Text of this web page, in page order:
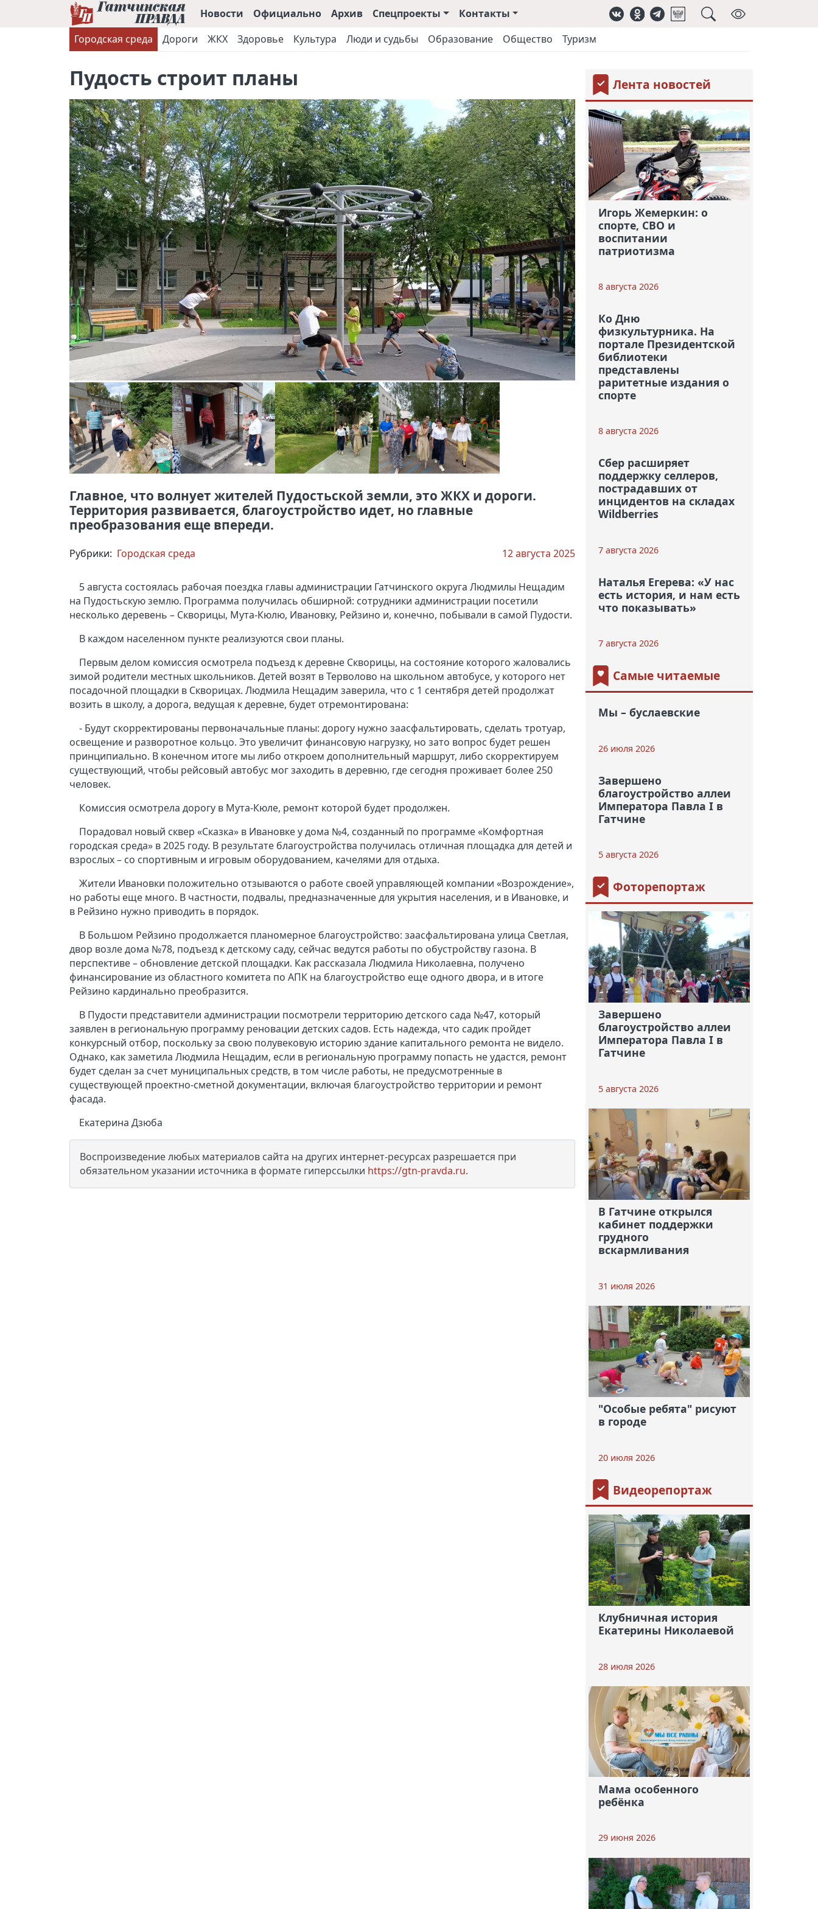
Новости Официально Архив Спецпроекты
Контакты
Городская среда
Дороги ЖКХ Здоровье Культура Люди и судьбы Образование Общество Туризм
Пудость строит планы
Главное, что волнует жителей Пудостьской земли, это ЖКХ и дороги.
Территория развивается, благоустройство идет, но главные
преобразования еще впереди.
Рубрики: Городская среда 12 августа 2025
5 августа состоялась рабочая поездка главы администрации Гатчинского округа Людмилы Нещадим
на Пудостьскую землю. Программа получилась обширной: сотрудники администрации посетили
несколько деревень – Скворицы, Мута-Кюлю, Ивановку, Рейзино и, конечно, побывали в самой Пудости.
В каждом населенном пункте реализуются свои планы.
Первым делом комиссия осмотрела подъезд к деревне Скворицы, на состояние которого жаловались
зимой родители местных школьников. Детей возят в Терволово на школьном автобусе, у которого нет
посадочной площадки в Скворицах. Людмила Нещадим заверила, что с 1 сентября детей продолжат
возить в школу, а дорога, ведущая к деревне, будет отремонтирована:
- Будут скорректированы первоначальные планы: дорогу нужно заасфальтировать, сделать тротуар,
освещение и разворотное кольцо. Это увеличит финансовую нагрузку, но зато вопрос будет решен
принципиально. В конечном итоге мы либо откроем дополнительный маршрут, либо скорректируем
существующий, чтобы рейсовый автобус мог заходить в деревню, где сегодня проживает более 250
человек.
Комиссия осмотрела дорогу в Мута-Кюле, ремонт которой будет продолжен.
Порадовал новый сквер «Сказка» в Ивановке у дома №4, созданный по программе «Комфортная
городская среда» в 2025 году. В результате благоустройства получилась отличная площадка для детей и
взрослых – со спортивным и игровым оборудованием, качелями для отдыха.
Жители Ивановки положительно отзываются о работе своей управляющей компании «Возрождение»,
но работы еще много. В частности, подвалы, предназначенные для укрытия населения, и в Ивановке, и
в Рейзино нужно приводить в порядок.
В Большом Рейзино продолжается планомерное благоустройство: заасфальтирована улица Светлая,
двор возле дома №78, подъезд к детскому саду, сейчас ведутся работы по обустройству газона. В
перспективе – обновление детской площадки. Как рассказала Людмила Николаевна, получено
финансирование из областного комитета по АПК на благоустройство еще одного двора, и в итоге
Рейзино кардинально преобразится.
В Пудости представители администрации посмотрели территорию детского сада №47, который
заявлен в региональную программу реновации детских садов. Есть надежда, что садик пройдет
конкурсный отбор, поскольку за свою полувековую историю здание капитального ремонта не видело.
Однако, как заметила Людмила Нещадим, если в региональную программу попасть не удастся, ремонт
будет сделан за счет муниципальных средств, в том числе работы, не предусмотренные в
существующей проектно-сметной документации, включая благоустройство территории и ремонт
фасада.
Екатерина Дзюба
Воспроизведение любых материалов сайта на других интернет-ресурсах разрешается при
обязательном указании источника в формате гиперссылки https://gtn-pravda.ru.
Лента новостей
Игорь Жемеркин: о
спорте, СВО и
воспитании
патриотизма
8 августа 2026
Ко Дню
физкультурника. На
портале Президентской
библиотеки
представлены
раритетные издания о
спорте
8 августа 2026
Сбер расширяет
поддержку селлеров,
пострадавших от
инцидентов на складах
Wildberries
7 августа 2026
Наталья Егерева: «У нас
есть история, и нам есть
что показывать»
7 августа 2026
Самые читаемые
Мы – буслаевские
26 июля 2026
Завершено
благоустройство аллеи
Императора Павла I в
Гатчине
5 августа 2026
Фоторепортаж
Завершено
благоустройство аллеи
Императора Павла I в
Гатчине
5 августа 2026
В Гатчине открылся
кабинет поддержки
грудного
вскармливания
31 июля 2026
"Особые ребята" рисуют
в городе
20 июля 2026
Видеорепортаж
Клубничная история
Екатерины Николаевой
28 июля 2026
Мама особенного
ребёнка
29 июня 2026